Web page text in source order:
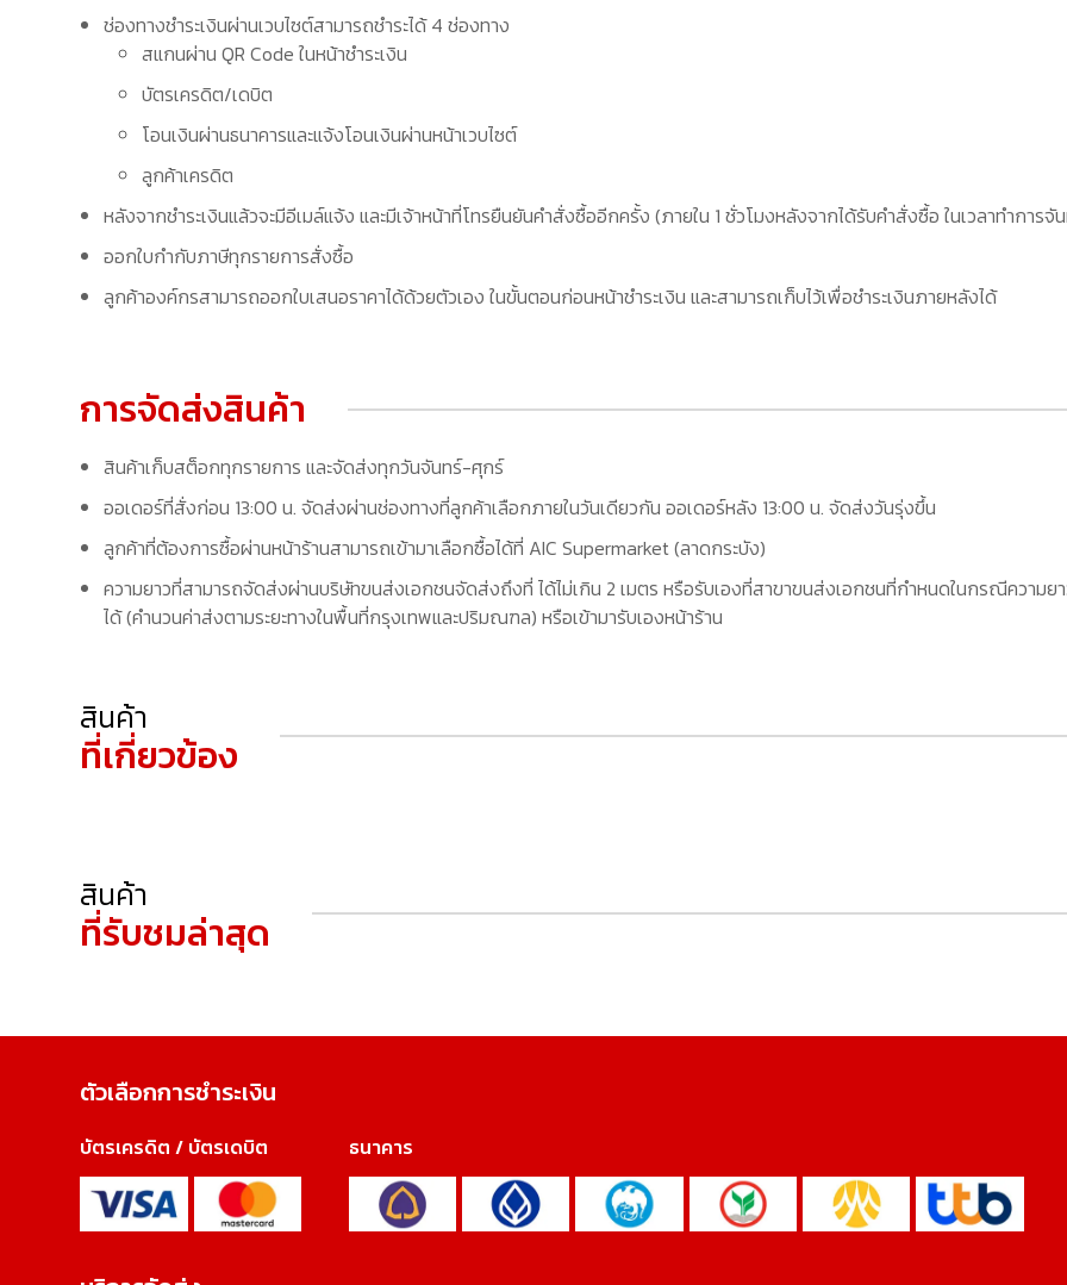
ช่องทางชำระเงินผ่านเวบไซต์สามารถชำระได้ 4 ช่องทาง
สแกนผ่าน QR Code ในหน้าชำระเงิน
บัตรเครดิต/เดบิต
โอนเงินผ่านธนาคารและแจ้งโอนเงินผ่านหน้าเวบไซต์
ลูกค้าเครดิต
หลังจากชำระเงินแล้วจะมีอีเมล์แจ้ง และมีเจ้าหน้าที่โทรยืนยันคำสั่งซื้ออีกครั้ง (ภายใน 1 ชั่วโมงหลังจากได้รับคำสั่งซื้อ ในเวลาทำการ
ออกใบกำกับภาษีทุกรายการสั่งซื้อ
ลูกค้าองค์กรสามารถออกใบเสนอราคาได้ด้วยตัวเอง ในขั้นตอนก่อนหน้าชำระเงิน และสามารถเก็บไว้เพื่อชำระเงินภายหลังได้
การจัดส่งสินค้า
สินค้าเก็บสต็อกทุกรายการ และจัดส่งทุกวันจันทร์-ศุกร์
ออเดอร์ที่สั่งก่อน 13:00 น. จัดส่งผ่านช่องทางที่ลูกค้าเลือกภายในวันเดียวกัน ออเดอร์หลัง 13:00 น. จัดส่งวันรุ่งขึ้น
ลูกค้าที่ต้องการซื้อผ่านหน้าร้านสามารถเข้ามาเลือกซื้อได้ที่ AIC Supermarket (ลาดกระบัง)
ความยาวที่สามารถจัดส่งผ่านบริษัทขนส่งเอกชนจัดส่งถึงที่ ได้ไม่เกิน 2 เมตร หรือรับเองที่สาขาขนส่งเอกชนที่กำหนดในกรณีความ
ได้ (คำนวนค่าส่งตามระยะทางในพื้นที่กรุงเทพและปริมณฑล) หรือเข้ามารับเองหน้าร้าน
สินค้า
ที่เกี่ยวข้อง
สินค้า
ที่รับชมล่าสุด
ตัวเลือกการชำระเงิน
บัตรเครดิต / บัตรเดบิต ธนาคาร